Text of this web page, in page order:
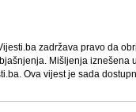
zadržava pravo da
Mišljenja iznešena
Ova vijest je sada